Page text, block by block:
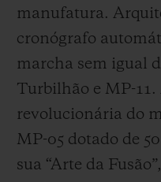
manufatura.
cronógrafo
marcha sem igual
Turbilhão e MP-11.
revolucionária do
MP-05 dotado de
sua “Arte da